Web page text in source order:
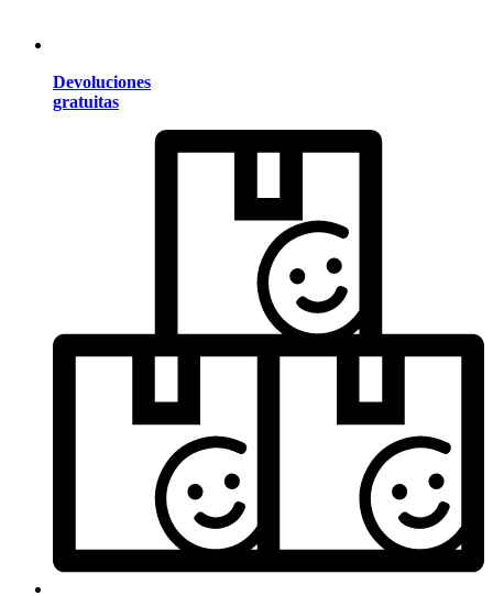
Devoluciones
gratuitas